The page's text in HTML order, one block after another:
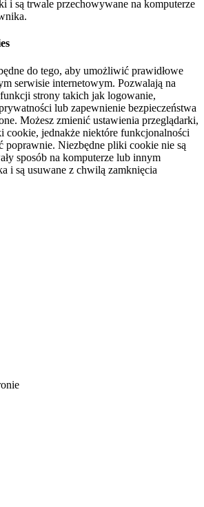
i są trwale przechowywane na komputerze
do tego, aby umożliwić prawidłowe
serwisie internetowym. Pozwalają na
strony takich jak logowanie,
lub zapewnienie bezpieczeństwa
Możesz zmienić ustawienia przeglądarki,
cookie, jednakże niektóre funkcjonalności
poprawnie. Niezbędne pliki cookie nie są
sposób na komputerze lub innym
i są usuwane z chwilą zamknięcia